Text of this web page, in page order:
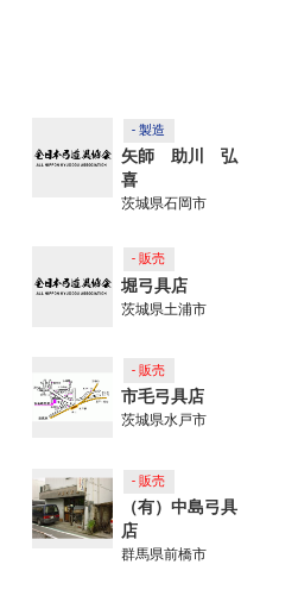
- 製造
矢師 助川 弘
喜
茨城県石岡市
- 販売
堀弓具店
茨城県土浦市
- 販売
市毛弓具店
茨城県水戸市
- 販売
（有）中島弓具
店
群馬県前橋市